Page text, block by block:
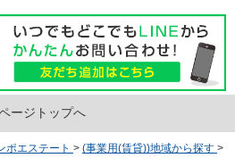
ージトップへ
ポエステート > (事業用(賃貸))地域から探す >